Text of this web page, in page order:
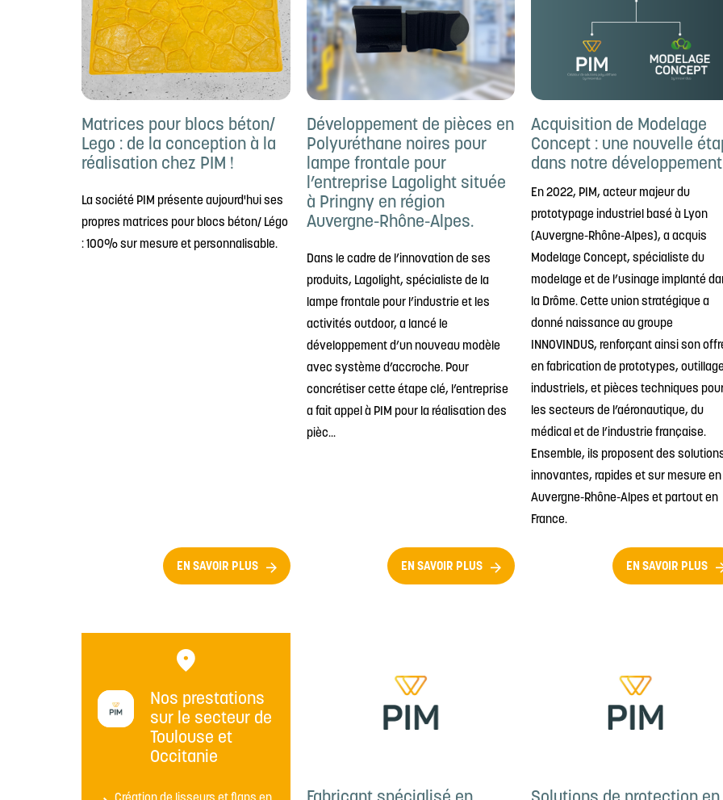
Matrices pour blocs béton/
Lego : de la conception à la
réalisation chez PIM !
La société PIM présente aujourd'hui ses
propres matrices pour blocs béton/ Légo
: 100% sur mesure et personnalisable.
EN SAVOIR PLUS
Développement de pièces en
Polyuréthane noires pour
lampe frontale pour
l’entreprise Lagolight située
à Pringny en région
Auvergne-Rhône-Alpes.
Dans le cadre de l’innovation de ses
produits, Lagolight, spécialiste de la
lampe frontale pour l’industrie et les
activités outdoor, a lancé le
développement d’un nouveau modèle
avec système d’accroche. Pour
concrétiser cette étape clé, l’entreprise
a fait appel à PIM pour la réalisation des
pièc...
EN SAVOIR PLUS
Acquisition de Modelage
Concept : une nouvelle
dans notre développement
En 2022, PIM, acteur majeur du
prototypage industriel basé à Lyon
(Auvergne-Rhône-Alpes), a acquis
Modelage Concept, spécialiste du
modelage et de l’usinage implanté
la Drôme. Cette union stratégique a
donné naissance au groupe
INNOVINDUS, renforçant ainsi son
en fabrication de prototypes,
industriels, et pièces techniques
les secteurs de l’aéronautique, du
médical et de l’industrie française.
Ensemble, ils proposent des
innovantes, rapides et sur mesure en
Auvergne-Rhône-Alpes et partout en
France.
EN SAVOIR PLUS
Nos prestations
sur le secteur de
Toulouse et
Occitanie